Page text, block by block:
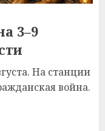
3–9
На станции
война.